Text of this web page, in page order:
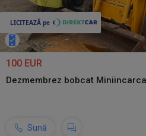
100 EUR
Dezmembrez bobcat
Sună